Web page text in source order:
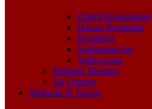
Filtreli Regülatörler
Hassas Regülatör
Regülatör
Şartlandırıcılar
Yağlayıcılar
Bağlantı Blokları
Ek Ürünler
Mekanik & Tesisat